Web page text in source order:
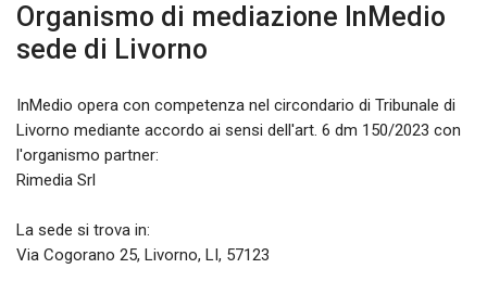
Organismo di mediazione InMedio
sede di Livorno
InMedio opera con competenza nel circondario di Tribunale di
Livorno mediante accordo ai sensi dell'art. 6 dm 150/2023 con
l'organismo partner:
Rimedia Srl
La sede si trova in:
Via Cogorano 25, Livorno, LI, 57123